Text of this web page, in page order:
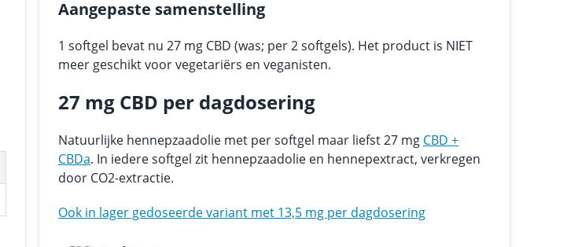
Aangepaste samenstelling
1 softgel bevat nu 27 mg CBD (was; per 2 softgels). Het product is NIET
meer geschikt voor vegetariërs en veganisten.
27 mg CBD per dagdosering
Natuurlijke hennepzaadolie met per softgel maar liefst 27 mg CBD +
CBDa. In iedere softgel zit hennepzaadolie en hennepextract, verkregen
door CO2-extractie.
Ook in lager gedoseerde variant met 13,5 mg per dagdosering